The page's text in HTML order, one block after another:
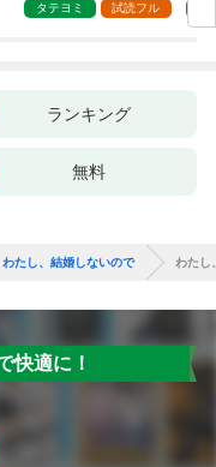
タテヨミ 試読フル
ランキング
無料
わたし、結婚しないので わたし
快適に！